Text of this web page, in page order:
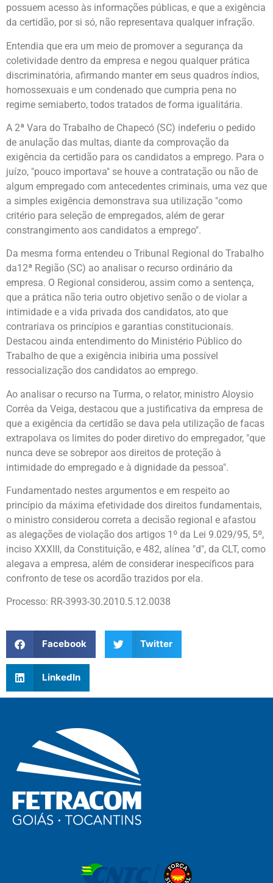
possuem acesso às informações públicas, e que a exigência
da certidão, por si só, não representava qualquer infração.
Entendia que era um meio de promover a segurança da
coletividade dentro da empresa e negou qualquer prática
discriminatória, afirmando manter em seus quadros índios,
homossexuais e um condenado que cumpria pena no
regime semiaberto, todos tratados de forma igualitária.
A 2ª Vara do Trabalho de Chapecó (SC) indeferiu o pedido
de anulação das multas, diante da comprovação da
exigência da certidão para os candidatos a emprego. Para o
juízo, "pouco importava" se houve a contratação ou não de
algum empregado com antecedentes criminais, uma vez que
a simples exigência demonstrava sua utilização "como
critério para seleção de empregados, além de gerar
constrangimento aos candidatos a emprego".
Da mesma forma entendeu o Tribunal Regional do Trabalho
da12ª Região (SC) ao analisar o recurso ordinário da
empresa. O Regional considerou, assim como a sentença,
que a prática não teria outro objetivo senão o de violar a
intimidade e a vida privada dos candidatos, ato que
contrariava os princípios e garantias constitucionais.
Destacou ainda entendimento do Ministério Público do
Trabalho de que a exigência inibiria uma possível
ressocialização dos candidatos ao emprego.
Ao analisar o recurso na Turma, o relator, ministro Aloysio
Corrêa da Veiga, destacou que a justificativa da empresa de
que a exigência da certidão se dava pela utilização de facas
extrapolava os limites do poder diretivo do empregador, "que
nunca deve se sobrepor aos direitos de proteção à
intimidade do empregado e à dignidade da pessoa".
Fundamentado nestes argumentos e em respeito ao
princípio da máxima efetividade dos direitos fundamentais,
o ministro considerou correta a decisão regional e afastou
as alegações de violação dos artigos 1º da Lei 9.029/95, 5º,
inciso XXXIII, da Constituição, e 482, alínea "d", da CLT, como
alegava a empresa, além de considerar inespecíficos para
confronto de tese os acordão trazidos por ela.
Processo: RR-3993-30.2010.5.12.0038
Facebook Twitter
LinkedIn